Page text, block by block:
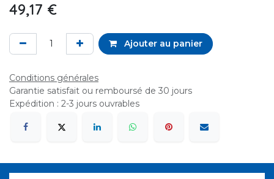
49,17 €
Ajouter au panier
Conditions générales
Garantie satisfait ou remboursé de 30 jours
Expédition : 2-3 jours ouvrables